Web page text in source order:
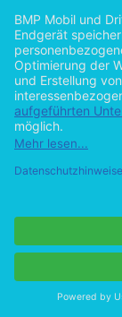
DIN
zum
von
©2013
Hilfe/FAQ
Impressum
Datenschutz
Copyright
Cookie-